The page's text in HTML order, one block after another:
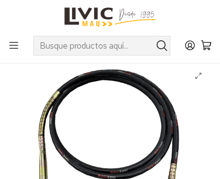
UTILIZA EL CUPÓN "INVIERNO10" EN PRODUCTOS SELECCIONADOS
Maquinaria
Sonda Pendular 38mm